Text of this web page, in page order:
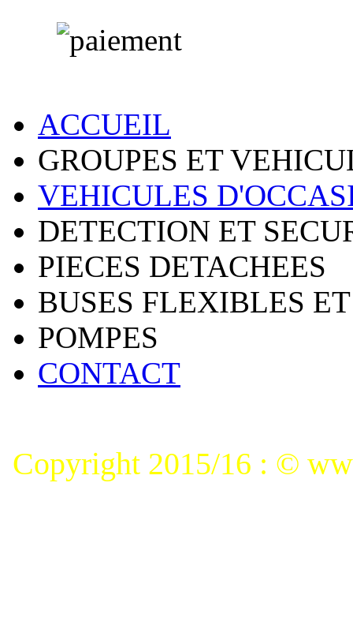
ACCUEIL
GROUPES ET
VEHICULES
DETECTION ET
PIECES DETACHEES
BUSES FLEXIBLES
POMPES
CONTACT
Copyright 2015/16 : ©